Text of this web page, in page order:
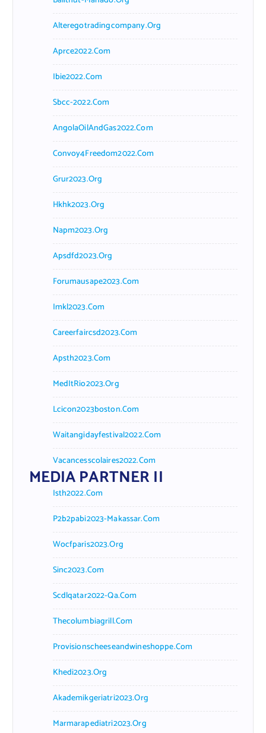
Alteregotradingcompany.org
Aprce2022.com
Ibie2022.com
Sbcc-2022.com
AngolaOilAndGas2022.com
Convoy4Freedom2022.com
Grur2023.org
Hkhk2023.org
Napm2023.org
Apsdfd2023.org
Forumausape2023.com
Imkl2023.com
Careerfaircsd2023.com
Apsth2023.com
MedItRio2023.org
Lcicon2023boston.com
Waitangidayfestival2022.com
Vacancesscolaires2022.com
MEDIA PARTNER II
Isth2022.com
P2b2pabi2023-Makassar.com
Wocfparis2023.org
Sinc2023.com
Scdlqatar2022-Qa.com
Thecolumbiagrill.com
Provisionscheeseandwineshoppe.com
Khedi2023.org
Akademikgeriatri2023.org
Marmarapediatri2023.org